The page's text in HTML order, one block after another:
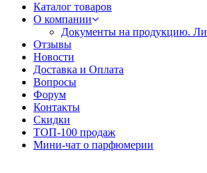
Каталог товаров
О компании
Документы на продукцию.
Отзывы
Новости
Доставка и Оплата
Вопросы
Форум
Контакты
Скидки
ТОП-100 продаж
Мини-чат о парфюмерии